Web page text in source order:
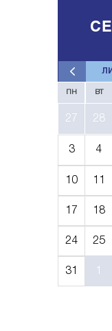
ПН ВТ
27 28
3 4
10 11
17 18
24 25
31 1